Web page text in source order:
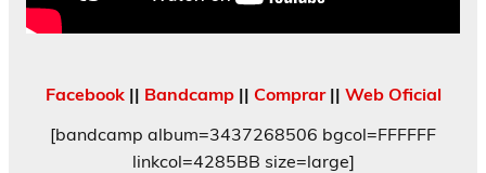
Facebook|| Bandcamp|| Comprar|| Web Oficial
[bandcamp album=3437268506 bgcol=FFFFFF
linkcol=4285BB size=large]